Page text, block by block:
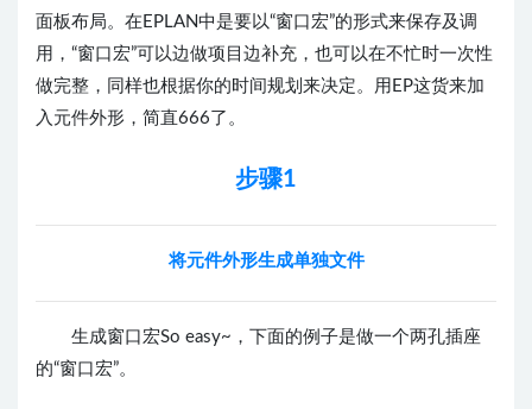
面板布局。在EPLAN中是要以“窗口宏”的形式来保存及调
用，“窗口宏”可以边做项目边补充，也可以在不忙时一次性
做完整，同样也根据你的时间规划来决定。 用EP这货来加
入元件外形，简直666了。
步骤1
将元件外形生成单独文件
生成窗口宏So easy~，下面的例子是做一个两孔插座
的“窗口宏”。